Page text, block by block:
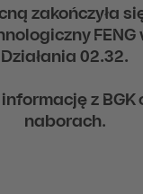
zakończyła
Działania 02.32.
z BGK
naborach.